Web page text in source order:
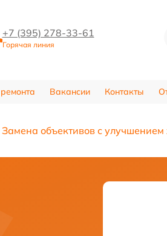
+7 (395) 278-33-61
Горячая линия
Вакансии Контакты
Замена объективов с улучшением